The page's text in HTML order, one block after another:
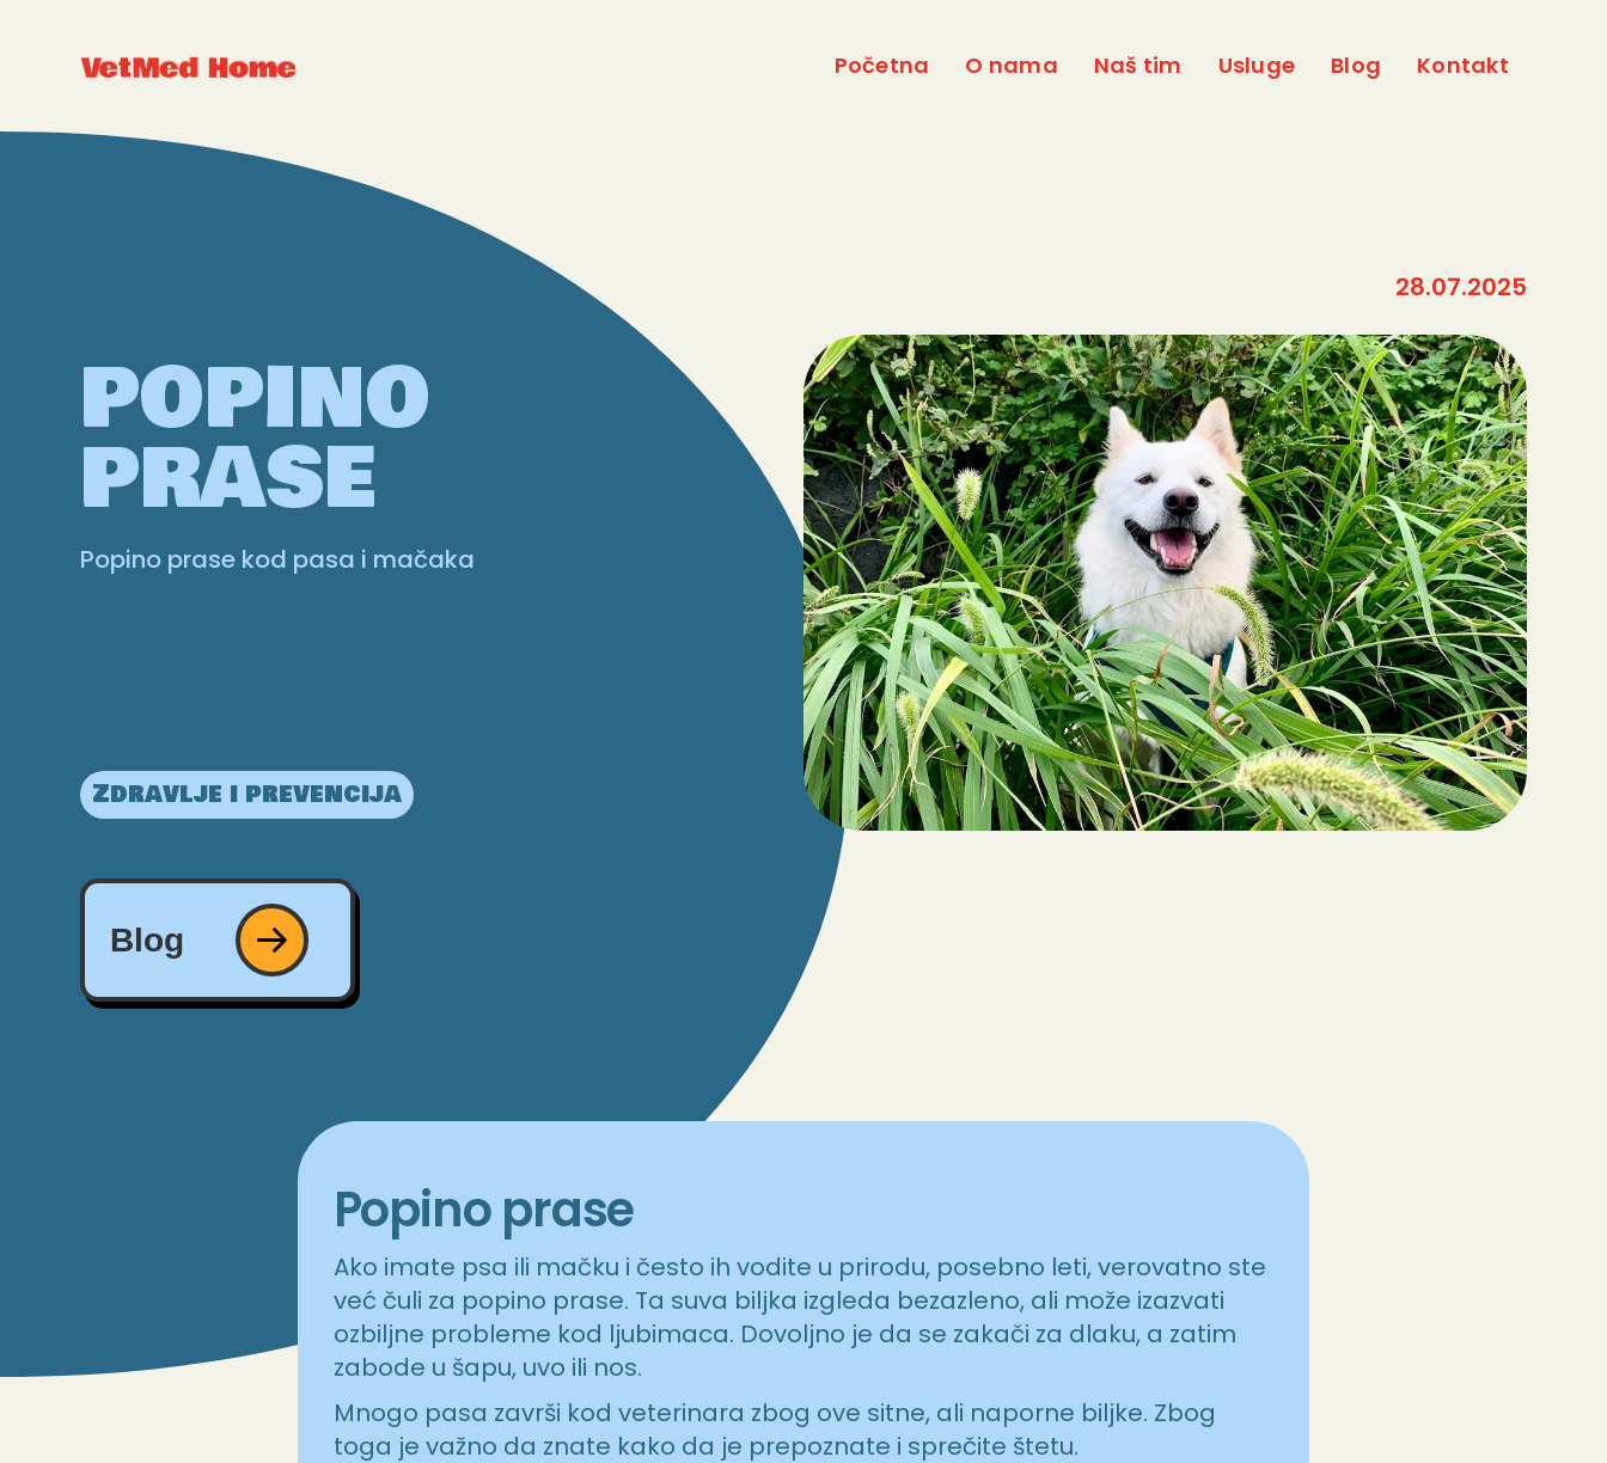
Početna O nama Naš tim Usluge Blog Kontakt
28.07.2025
POPINO
PRASE
Popino prase kod pasa i mačaka
Zdravlje i prevencija
Blog
Popino prase
Ako imate psa ili mačku i često ih vodite u prirodu, posebno leti, verovatno ste
već čuli za popino prase. Ta suva biljka izgleda bezazleno, ali može izazvati
ozbiljne probleme kod ljubimaca. Dovoljno je da se zakači za dlaku, a zatim
zabode u šapu, uvo ili nos.
Mnogo pasa završi kod veterinara zbog ove sitne, ali naporne biljke. Zbog
toga je važno da znate kako da je prepoznate i sprečite štetu.